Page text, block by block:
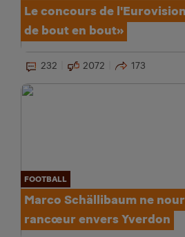
Le concours de
de bout en bout»
232 2072 173
FOOTBALL
Marco Schällibaum ne
rancœur envers Yverdon